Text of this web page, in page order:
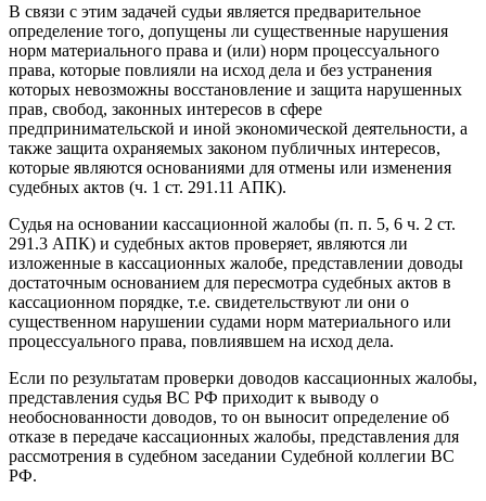
В связи с этим задачей судьи является предварительное
определение того, допущены ли существенные нарушения
норм материального права и (или) норм процессуального
права, которые повлияли на исход дела и без устранения
которых невозможны восстановление и защита нарушенных
прав, свобод, законных интересов в сфере
предпринимательской и иной экономической деятельности, а
также защита охраняемых законом публичных интересов,
которые являются основаниями для отмены или изменения
судебных актов (ч. 1 ст. 291.11 АПК).
Судья на основании кассационной жалобы (п. п. 5, 6 ч. 2 ст.
291.3 АПК) и судебных актов проверяет, являются ли
изложенные в кассационных жалобе, представлении доводы
достаточным основанием для пересмотра судебных актов в
кассационном порядке, т.е. свидетельствуют ли они о
существенном нарушении судами норм материального или
процессуального права, повлиявшем на исход дела.
Если по результатам проверки доводов кассационных жалобы,
представления судья ВС РФ приходит к выводу о
необоснованности доводов, то он выносит определение об
отказе в передаче кассационных жалобы, представления для
рассмотрения в судебном заседании Судебной коллегии ВС
РФ.